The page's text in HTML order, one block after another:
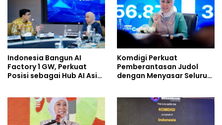
Indonesia Bangun AI
Factory 1 GW, Perkuat
Posisi sebagai Hub AI Asia
Komdigi Perkuat
Pemberantasan Judol
dengan Menyasar Seluruh